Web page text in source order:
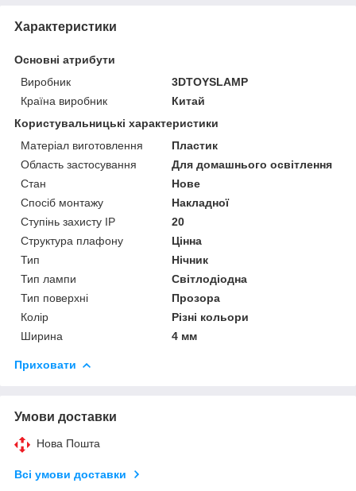
Характеристики
Основні атрибути
Виробник
3DTOYSLAMP
Країна виробник
Китай
Користувальницькі характеристики
Матеріал виготовлення
Пластик
Область застосування
Для домашнього освітлення
Стан
Нове
Спосіб монтажу
Накладної
Ступінь захисту IP
20
Структура плафону
Цінна
Тип
Нічник
Тип лампи
Світлодіодна
Тип поверхні
Прозора
Колір
Різні кольори
Ширина
4 мм
Приховати
Умови доставки
Нова Пошта
Всі умови доставки